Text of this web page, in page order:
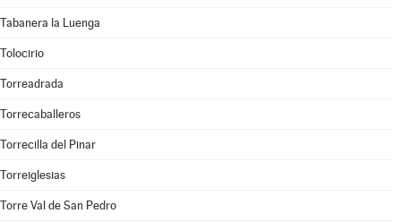
Tabanera la Luenga
Tolocirio
Torreadrada
Torrecaballeros
Torrecilla del Pinar
Torreiglesias
Torre Val de San Pedro